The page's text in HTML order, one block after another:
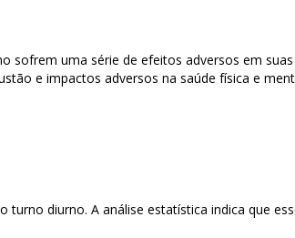
sofrem uma série de efeitos adversos em
e impactos adversos na saúde física e
diurno. A análise estatística indica que